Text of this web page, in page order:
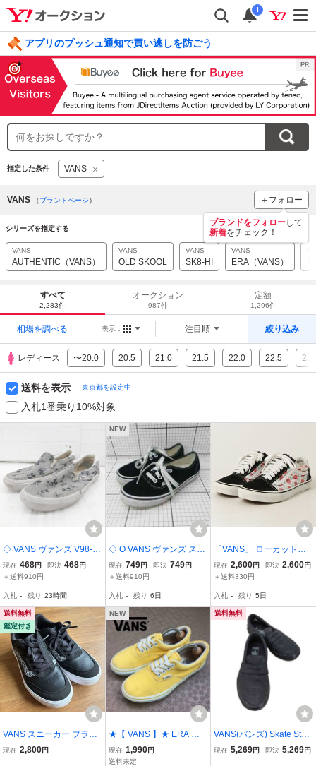
i
アプリのプッシュ通知で買い逃しを防ごう
毎日引けるくじ 今すぐ挑戦 ログイン
指定した条件 VANS
VANS （ブランドページ） ＋フォロー
ブランドをフォローして
新着をチェック！
シリーズを指定する
VANS
AUTHENTIC（VANS）
VANS
OLD SKOOL
VANS
SK8-HI
VANS
ERA（VANS）
すべて
2,283件
オークション
987件
定額
1,296件
相場を調べる 表示： 注目順 絞り込み
レディース 〜20.0 20.5 21.0 21.5 22.0 22.5
送料を表示 東京都を設定中
入札1番乗り10%対象
◇ VANS ヴァンズ V98-5
9CL Mickey スリッポンシ
ューズ サイズ23.5ｃｍ グ
現在 468円 即決 468円
＋送料910円
入札 - 残り 23時間
NEW
◇ Θ VANS ヴァンズ スニ
ーカーシューズ ブラック
系 22.5cm E
現在 749円 即決 749円
＋送料910円
入札 - 残り 6日
「VANS」 ローカットス
ニーカー 24.5cm ホワイ
ト レディース
現在 2,600円 即決 2,600円
＋送料330円
入札 - 残り 5日
送料無料
鑑定付き
VANS スニーカー ブラッ
ク レオパード柄 ローカッ
現在 2,800円
NEW
★【 VANS 】★ ERA キ
ャンバス レディーススニ
ーカー★サイズ 23
現在 1,990円
送料未定
送料無料
VANS(バンズ) Skate Style
53 Beatrice Domond スケ
現在 5,269円 即決 5,269円